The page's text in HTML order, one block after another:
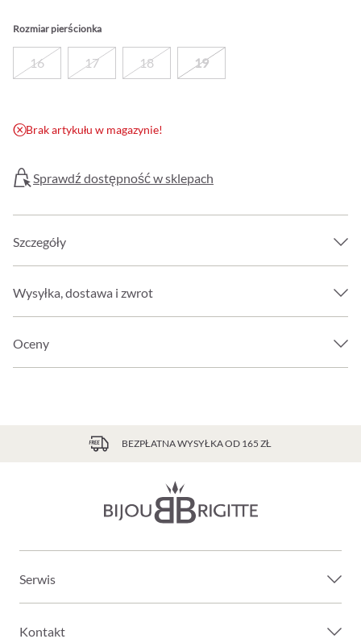
Rozmiar pierścionka
16 17 18 19
Brak artykułu w magazynie!
Sprawdź dostępność w sklepach
Szczegóły
Wysyłka, dostawa i zwrot
Oceny
BEZPŁATNA WYSYŁKA OD 165 ZŁ
Serwis
Kontakt